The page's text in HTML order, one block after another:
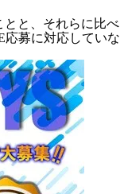
とと、それらに比べ
応募に対応していな